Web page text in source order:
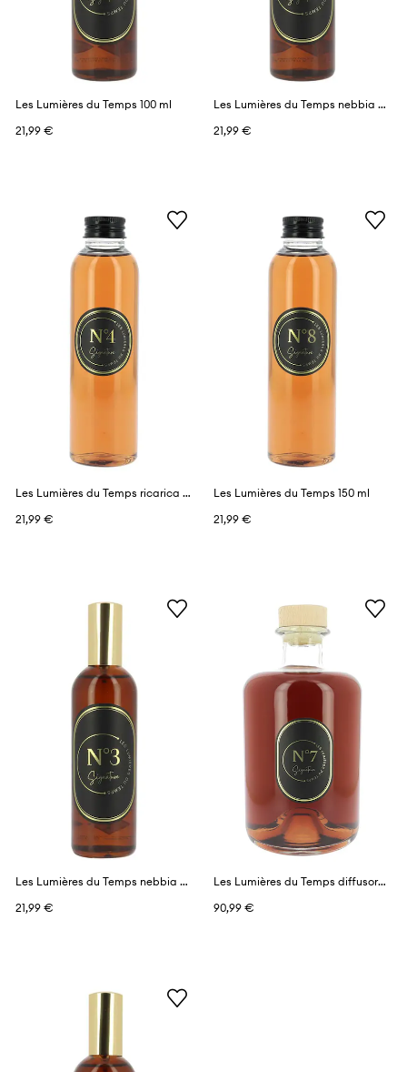
Les Lumières du Temps 100 ml
21,99 €
Les Lumières du Temps nebbia profumata 100 ml
21,99 €
Les Lumières du Temps ricarica profumi 150 ml
21,99 €
Les Lumières du Temps 150 ml
21,99 €
Les Lumières du Temps nebbia profumata 100 ml
21,99 €
Les Lumières du Temps diffusore profumato 1 l
90,99 €